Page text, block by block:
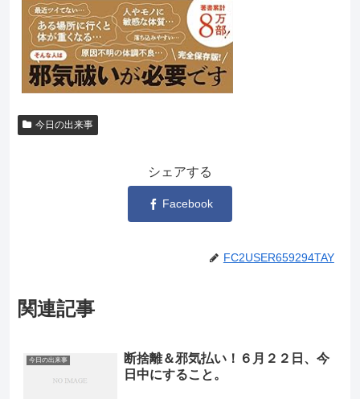
今日の出来事
シェアする
Facebook
FC2USER659294TAY
関連記事
今日の出来事
断捨離＆邪気払い！６月２２日、今
日中にすること。